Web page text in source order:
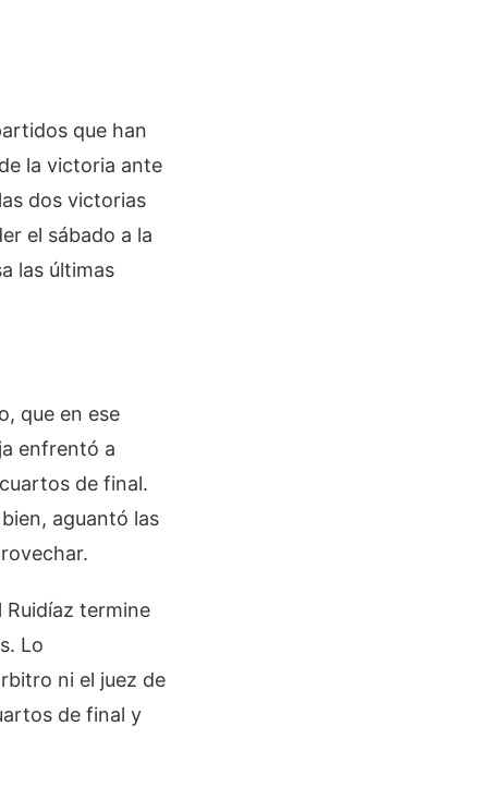
que han
la victoria ante
dos victorias
el sábado a la
las últimas
que en ese
enfrentó a
de final.
aguantó las
Ruidíaz termine
Lo
ni el juez de
de final y